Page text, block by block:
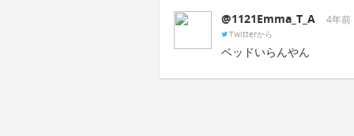
@1121Emma_T_A 4年前
Twitterから
ベッドいらんやん